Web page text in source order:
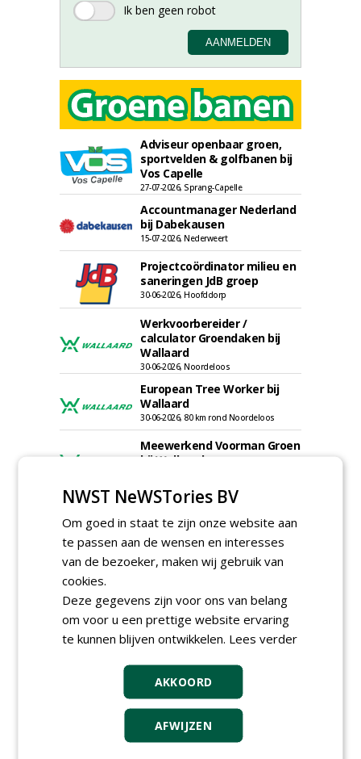
Adviseur openbaar groen,
sportvelden & golfbanen bij
Vos Capelle
27-07-2026, Sprang-Capelle
Accountmanager Nederland
bij Dabekausen
15-07-2026, Nederweert
Projectcoördinator milieu en
saneringen JdB groep
30-06-2026, Hoofddorp
Werkvoorbereider /
calculator Groendaken bij
Wallaard
30-06-2026, Noordeloos
European Tree Worker bij
Wallaard
30-06-2026, 80 km rond Noordeloos
Meewerkend Voorman Groen
bij Wallaard
Werkvoorbereider
groenbeheer (32-40 uur per
week) bij SmitsRinsma
24-06-2026, Zutphen en op project locatie
Ervaren werkvoorbereider
24-06-2026, Zutphen
meer Groene Banen
NWST NeWSTories BV
Om goed in staat te zijn onze website aan
te passen aan de wensen en interesses
van de bezoeker, maken wij gebruik van
cookies.
Deze gegevens zijn voor ons van belang
om voor u een prettige website ervaring
te kunnen blijven ontwikkelen. Lees verder
AKKOORD
AFWIJZEN